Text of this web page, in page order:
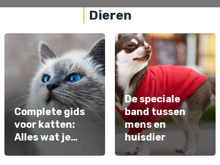
Dieren
Complete gids
voor katten:
Alles wat je…
De speciale
band tussen
mens en
huisdier